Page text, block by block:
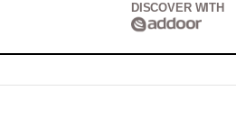
DISCOVER WITH